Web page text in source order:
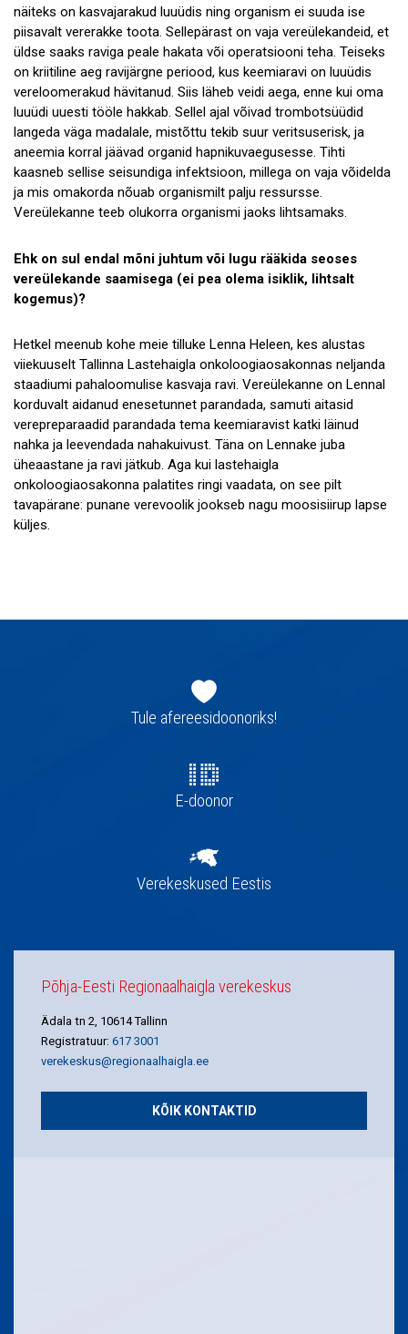
näiteks on kasvajarakud luuüdis ning organism ei suuda ise
piisavalt vererakke toota. Sellepärast on vaja vereülekandeid, et
üldse saaks raviga peale hakata või operatsiooni teha. Teiseks
on kriitiline aeg ravijärgne periood, kus keemiaravi on luuüdis
vereloomerakud hävitanud. Siis läheb veidi aega, enne kui oma
luuüdi uuesti tööle hakkab. Sellel ajal võivad trombotsüüdid
langeda väga madalale, mistõttu tekib suur veritsuserisk, ja
aneemia korral jäävad organid hapnikuvaegusesse. Tihti
kaasneb sellise seisundiga infektsioon, millega on vaja võidelda
ja mis omakorda nõuab organismilt palju ressursse.
Vereülekanne teeb olukorra organismi jaoks lihtsamaks.
Ehk on sul endal mõni juhtum või lugu rääkida seoses
vereülekande saamisega (ei pea olema isiklik, lihtsalt
kogemus)?
Hetkel meenub kohe meie tilluke Lenna Heleen, kes alustas
viiekuuselt Tallinna Lastehaigla onkoloogiaosakonnas neljanda
staadiumi pahaloomulise kasvaja ravi. Vereülekanne on Lennal
korduvalt aidanud enesetunnet parandada, samuti aitasid
verepreparaadid parandada tema keemiaravist katki läinud
nahka ja leevendada nahakuivust. Täna on Lennake juba
üheaastane ja ravi jätkub. Aga kui lastehaigla
onkoloogiaosakonna palatites ringi vaadata, on see pilt
tavapärane: punane verevoolik jookseb nagu moosisiirup lapse
küljes.
navigatsioonTule afereesidoonoriks!
E-doonor
Verekeskused Eestis
Põhja-Eesti Regionaalhaigla verekeskus
Ädala tn 2, 10614 Tallinn
Registratuur: 617 3001
verekeskus@regionaalhaigla.ee
KÕIK KONTAKTID